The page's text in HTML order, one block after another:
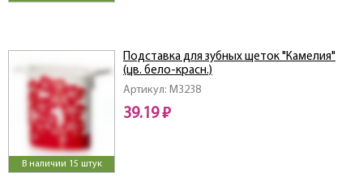
В наличии 15 штук
Артикул: M3238
Подставка для зубных щеток "Камелия"
(цв. бело-красн.)
39.19 ₽